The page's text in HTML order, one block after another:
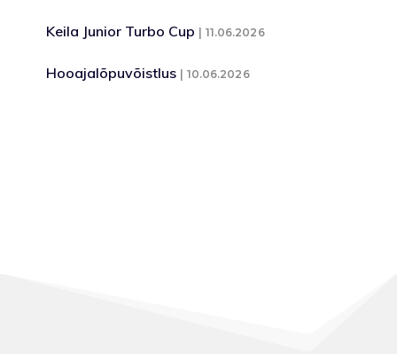
Keila Junior Turbo Cup 11.06.2026
Hooajalõpuvõistlus 10.06.2026